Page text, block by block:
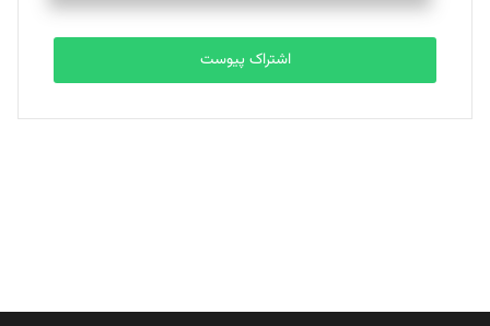
تحریریه
بابک نقاش
تحریریه
اشتراک پیوست